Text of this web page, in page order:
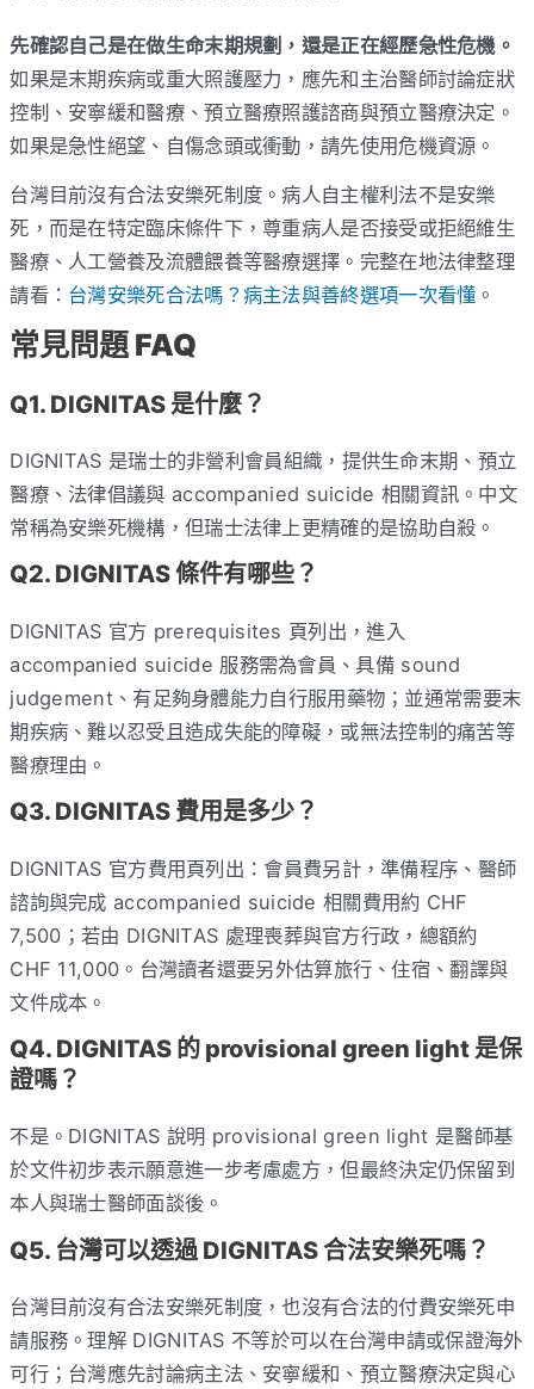
先確認自己是在做生命末期規劃，還是正在經歷急性危機。
如果是末期疾病或重大照護壓力，應先和主治醫師討論症狀
控制、安寧緩和醫療、預立醫療照護諮商與預立醫療決定。
如果是急性絕望、自傷念頭或衝動，請先使用危機資源。
台灣目前沒有合法安樂死制度。病人自主權利法不是安樂
死，而是在特定臨床條件下，尊重病人是否接受或拒絕維生
醫療、人工營養及流體餵養等醫療選擇。完整在地法律整理
請看： 台灣安樂死合法嗎？病主法與善終選項一次看懂 。
常見問題 FAQ
Q1. DIGNITAS 是什麼？
DIGNITAS 是瑞士的非營利會員組織，提供生命末期、預立
醫療、法律倡議與 accompanied suicide 相關資訊。中文
常稱為安樂死機構，但瑞士法律上更精確的是協助自殺。
Q2. DIGNITAS 條件有哪些？
DIGNITAS 官方 prerequisites 頁列出，進入
accompanied suicide 服務需為會員、具備 sound
judgement、有足夠身體能力自行服用藥物；並通常需要末
期疾病、難以忍受且造成失能的障礙，或無法控制的痛苦等
醫療理由。
Q3. DIGNITAS 費用是多少？
DIGNITAS 官方費用頁列出：會員費另計，準備程序、醫師
諮詢與完成 accompanied suicide 相關費用約 CHF
7,500；若由 DIGNITAS 處理喪葬與官方行政，總額約
CHF 11,000。台灣讀者還要另外估算旅行、住宿、翻譯與
文件成本。
Q4. DIGNITAS 的 provisional green light 是保
證嗎？
不是。DIGNITAS 說明 provisional green light 是醫師基
於文件初步表示願意進一步考慮處方，但最終決定仍保留到
本人與瑞士醫師面談後。
Q5. 台灣可以透過 DIGNITAS 合法安樂死嗎？
台灣目前沒有合法安樂死制度，也沒有合法的付費安樂死申
請服務。理解 DIGNITAS 不等於可以在台灣申請或保證海外
可行；台灣應先討論病主法、安寧緩和、預立醫療決定與心